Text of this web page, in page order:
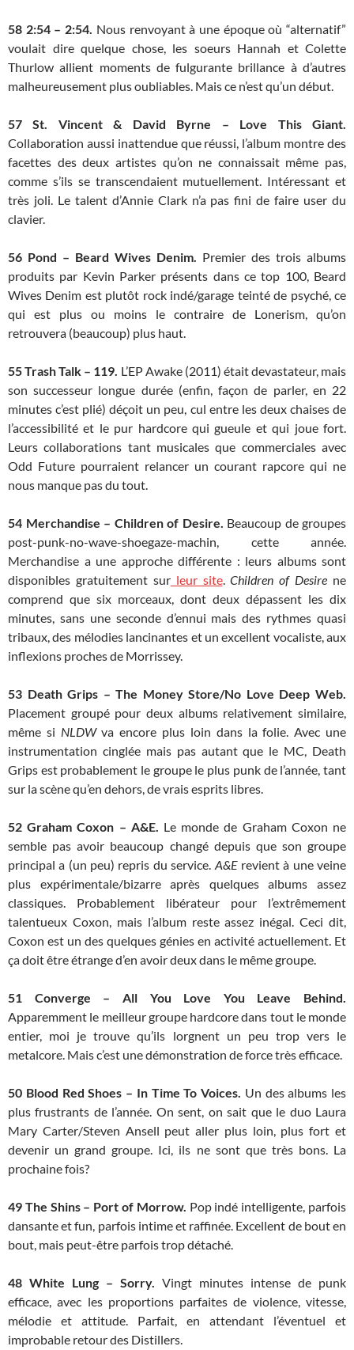
58 2:54 – 2:54. Nous renvoyant à une époque où “alternatif”
voulait dire quelque chose, les soeurs Hannah et Colette
Thurlow allient moments de fulgurante brillance à d’autres
malheureusement plus oubliables. Mais ce n’est qu’un début.
57St. Vincent & David Byrne – Love This Giant.
Collaboration aussi inattendue que réussi, l’album montre des
facettes des deux artistes qu’on ne connaissait même pas,
comme s’ils se transcendaient mutuellement. Intéressant et
très joli. Le talent d’Annie Clark n’a pas fini de faire user du
clavier.
56 Pond – Beard Wives Denim. Premier des trois albums
produits par Kevin Parker présents dans ce top 100, Beard
Wives Denim est plutôt rock indé/garage teinté de psyché, ce
qui est plus ou moins le contraire de Lonerism, qu’on
retrouvera (beaucoup) plus haut.
55Trash Talk – 119. L’EP Awake (2011) était devastateur, mais
son successeur longue durée (enfin, façon de parler, en 22
minutes c’est plié) déçoit un peu, cul entre les deux chaises de
l’accessibilité et le pur hardcore qui gueule et qui joue fort.
Leurs collaborations tant musicales que commerciales avec
Odd Future pourraient relancer un courant rapcore qui ne
nous manque pas du tout.
54 Merchandise – Children of Desire. Beaucoup de groupes
post-punk-no-wave-shoegaze-machin, cette année.
Merchandise a une approche différente : leurs albums sont
disponibles gratuitement surleur site.Children of Desire ne
comprend que six morceaux, dont deux dépassent les dix
minutes, sans une seconde d’ennui mais des rythmes quasi
tribaux, des mélodies lancinantes et un excellent vocaliste, aux
inflexions proches de Morrissey.
53 Death Grips – The Money Store/No Love Deep Web.
Placement groupé pour deux albums relativement similaire,
même si NLDWva encore plus loin dans la folie. Avec une
instrumentation cinglée mais pas autant que le MC, Death
Grips est probablement le groupe le plus punk de l’année, tant
sur la scène qu’en dehors, de vrais esprits libres.
52Graham Coxon – A&E. Le monde de Graham Coxon ne
semble pas avoir beaucoup changé depuis que son groupe
principal a (un peu) repris du service. A&Erevient à une veine
plus expérimentale/bizarre après quelques albums assez
classiques. Probablement libérateur pour l’extrêmement
talentueux Coxon, mais l’album reste assez inégal. Ceci dit,
Coxon est un des quelques génies en activité actuellement. Et
ça doit être étrange d’en avoir deux dans le même groupe.
51 Converge – All You Love You Leave Behind.
Apparemment le meilleur groupe hardcore dans tout le monde
entier, moi je trouve qu’ils lorgnent un peu trop vers le
metalcore. Mais c’est une démonstration de force très efficace.
50 Blood Red Shoes – In Time To Voices. Un des albums les
plus frustrants de l’année. On sent, on sait que le duo Laura
Mary Carter/Steven Ansell peut aller plus loin, plus fort et
devenir un grand groupe. Ici, ils ne sont que très bons. La
prochaine fois?
49 The Shins – Port of Morrow. Pop indé intelligente, parfois
dansante et fun, parfois intime et raffinée. Excellent de bout en
bout, mais peut-être parfois trop détaché.
48 White Lung – Sorry. Vingt minutes intense de punk
efficace, avec les proportions parfaites de violence, vitesse,
mélodie et attitude. Parfait, en attendant l’éventuel et
improbable retour des Distillers.